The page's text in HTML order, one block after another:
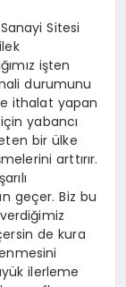
Sitesi
işten
durumunu
ithalat yapan
yabancı
bir ülke
arttırır.
geçer. Biz bu
de kura
ilerleme